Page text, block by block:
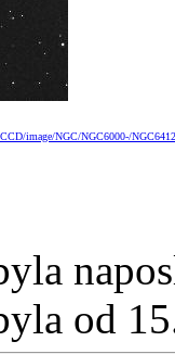
image/NGC/NGC6000-/
od